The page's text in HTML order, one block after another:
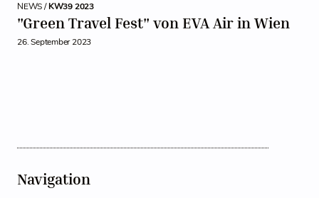
NEWS /KW39 2023
"Green Travel Fest" von EVA Air in Wien
26. September 2023
Navigation